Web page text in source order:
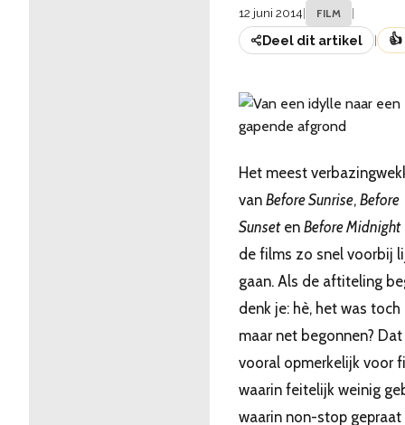
12 juni 2014| FILM |
Deel dit artikel | 👍
Het meest
van Before Sunrise, Before
Sunseten Before Midnight
de films zo snel voorbij
gaan. Als de aftiteling
denk je: hè, het was toch
maar net begonnen?
vooral opmerkelijk voor
waarin feitelijk weinig
waarin non-stop